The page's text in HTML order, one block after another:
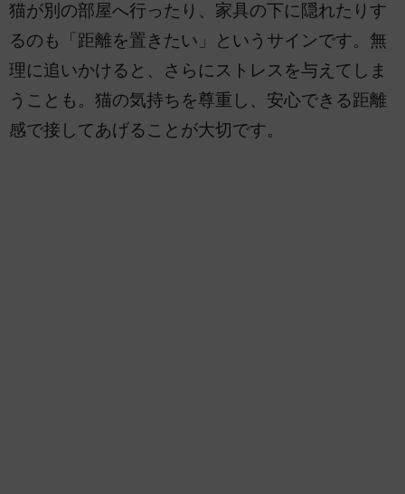
猫が別の部屋へ行ったり、家具の下に隠れたりす
るのも「距離を置きたい」というサインです。無
理に追いかけると、さらにストレスを与えてしま
うことも。猫の気持ちを尊重し、安心できる距離
感で接してあげることが大切です。